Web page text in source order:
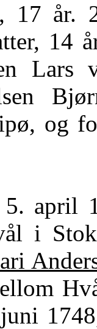
17 år.
14
Lars
, og
april
i